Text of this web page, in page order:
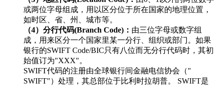
或两位字母组成，用以区分位于所在国家的地理位置，
如时区、省、州、城市等。
（4）分行代码(Branch Code)： 由三位字母或数字组
成，用来区分一个国家里某一分行、组织或部门。如果
银行的SWIFT Code/BIC只有八位而无分行代码时，其初
始值订为"XXX"。
SWIFT代码的注册由全球银行间金融电信协会（"
SWIFT"）处理，其总部位于比利时拉胡普。 SWIFT是